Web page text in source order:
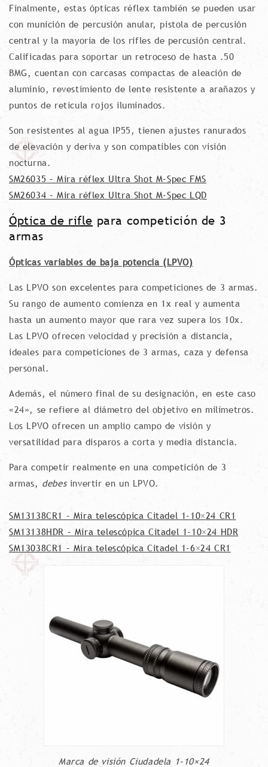
Finalmente, estas ópticas réflex también se pueden usar
con munición de percusión anular, pistola de percusión
central y la mayoría de los rifles de percusión central.
Calificadas para soportar un retroceso de hasta .50
BMG, cuentan con carcasas compactas de aleación de
aluminio, revestimiento de lente resistente a arañazos y
puntos de retícula rojos iluminados.
Son resistentes al agua IP55, tienen ajustes ranurados
de elevación y deriva y son compatibles con visión
nocturna.
SM26035 – Mira réflex Ultra Shot M-Spec FMS
SM26034 – Mira réflex Ultra Shot M-Spec LQD
Óptica de rifle para competición de 3
armas
Ópticas variables de baja potencia (LPVO)
Las LPVO son excelentes para competiciones de 3 armas.
Su rango de aumento comienza en 1x real y aumenta
hasta un aumento mayor que rara vez supera los 10x.
Las LPVO ofrecen velocidad y precisión a distancia,
ideales para competiciones de 3 armas, caza y defensa
personal.
Además, el número final de su designación, en este caso
«24», se refiere al diámetro del objetivo en milímetros.
Los LPVO ofrecen un amplio campo de visión y
versatilidad para disparos a corta y media distancia.
Para competir realmente en una competición de 3
armas, debesinvertir en un LPVO.
SM13138CR1 – Mira telescópica Citadel 1-10×24 CR1
SM13138HDR – Mira telescópica Citadel 1-10×24 HDR
SM13038CR1 – Mira telescópica Citadel 1-6×24 CR1
Marca de visión Ciudadela 1-10×24